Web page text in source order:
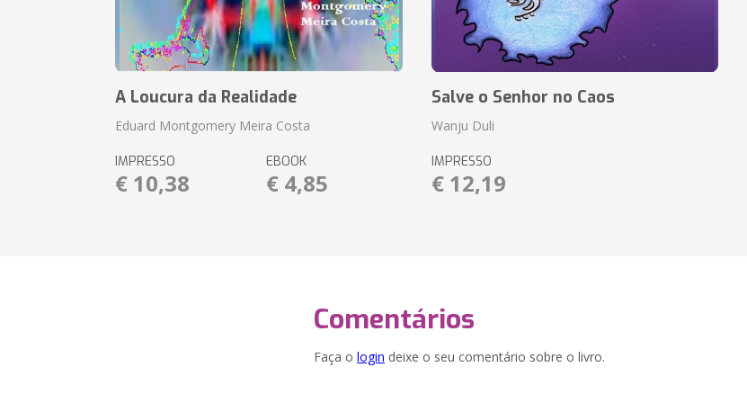
A Loucura da Realidade
Eduard Montgomery Meira Costa
IMPRESSO
€ 10,38
EBOOK
€ 4,85
Salve o Senhor no Caos
Wanju Duli
IMPRESSO
€ 12,19
Comentários
Faça o login deixe o seu comentário sobre o livro.